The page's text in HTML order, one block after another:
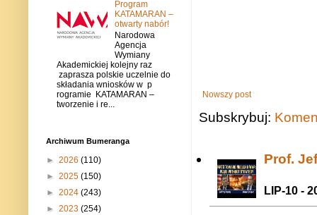
Nowszy post
Subskrybuj:
Prof.
LIP-10 -
Program
KATAMARAN –
otwarty nabór!
Narodowa
Agencja
Wymiany
Akademickiej kolejny raz
zaprasza polskie uczelnie do
składania wniosków w p
rogramie KATAMARAN –
tworzenie i re...
Archiwum Bumeranga
► 2026 (110)
► 2025 (150)
► 2024 (243)
► 2023 (254)